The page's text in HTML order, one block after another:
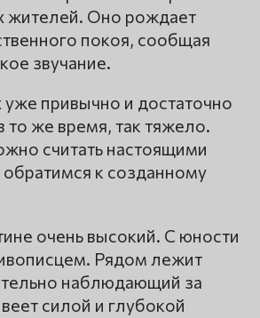
жителей. Оно рождает
покоя, сообщая
звучание.
уже привычно и достаточно
то же время, так тяжело.
считать настоящими
к созданному
очень высокий. С юности
Рядом лежит
наблюдающий за
силой и глубокой